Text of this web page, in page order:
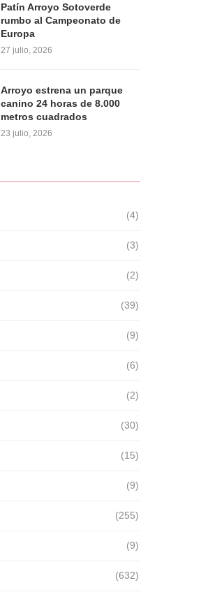
Patín Arroyo Sotoverde
rumbo al Campeonato de
Europa
27 julio, 2026
Arroyo estrena un parque
canino 24 horas de 8.000
metros cuadrados
23 julio, 2026
(4)
(3)
(2)
(39)
(9)
(6)
(2)
(30)
(15)
(9)
(255)
(9)
(632)